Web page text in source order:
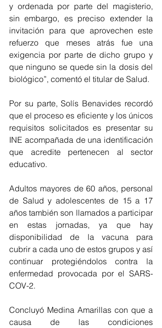
y ordenada por parte del magisterio,
sin embargo, es preciso extender la
invitación para que aprovechen este
refuerzo que meses atrás fue una
exigencia por parte de dicho grupo y
que ninguno se quede sin la dosis del
biológico”, comentó el titular de Salud.
Por su parte, Solís Benavides recordó
que el proceso es eficiente y los únicos
requisitos solicitados es presentar su
INE acompañada de una identificación
que acredite pertenecen al sector
educativo.
Adultos mayores de 60 años, personal
de Salud y adolescentes de 15 a 17
años también son llamados a participar
en estas jornadas, ya que hay
disponibilidad de la vacuna para
cubrir a cada uno de estos grupos y así
continuar protegiéndolos contra la
enfermedad provocada por el SARS-
COV-2.
Concluyó Medina Amarillas con que a
causa de las condiciones